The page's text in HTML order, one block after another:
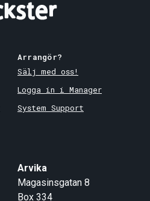
Arrangör?
Sälj med oss!
Logga in i Manager
System Support
Arvika
Magasinsgatan 8
Box 334